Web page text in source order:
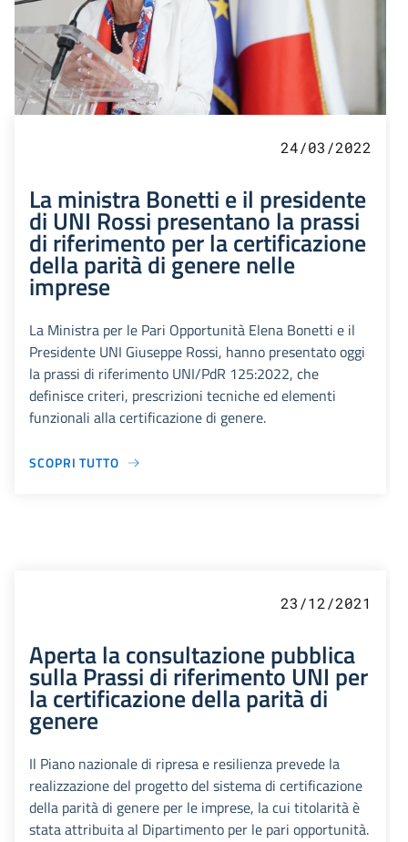
24/03/2022
La ministra Bonetti e il presidente
di UNI Rossi presentano la prassi
di riferimento per la certificazione
della parità di genere nelle
imprese
La Ministra per le Pari Opportunità Elena Bonetti e il
Presidente UNI Giuseppe Rossi, hanno presentato oggi
la prassi di riferimento UNI/PdR 125:2022, che
definisce criteri, prescrizioni tecniche ed elementi
funzionali alla certificazione di genere.
SCOPRI TUTTO
23/12/2021
Aperta la consultazione pubblica
sulla Prassi di riferimento UNI per
la certificazione della parità di
genere
Il Piano nazionale di ripresa e resilienza prevede la
realizzazione del progetto del sistema di certificazione
della parità di genere per le imprese, la cui titolarità è
stata attribuita al Dipartimento per le pari opportunità.